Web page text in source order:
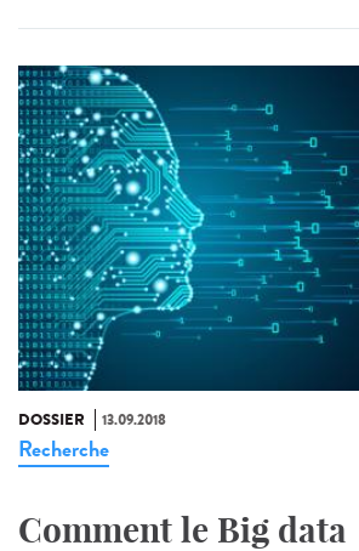
DOSSIER 13.09.2018
Recherche
Comment le Big data